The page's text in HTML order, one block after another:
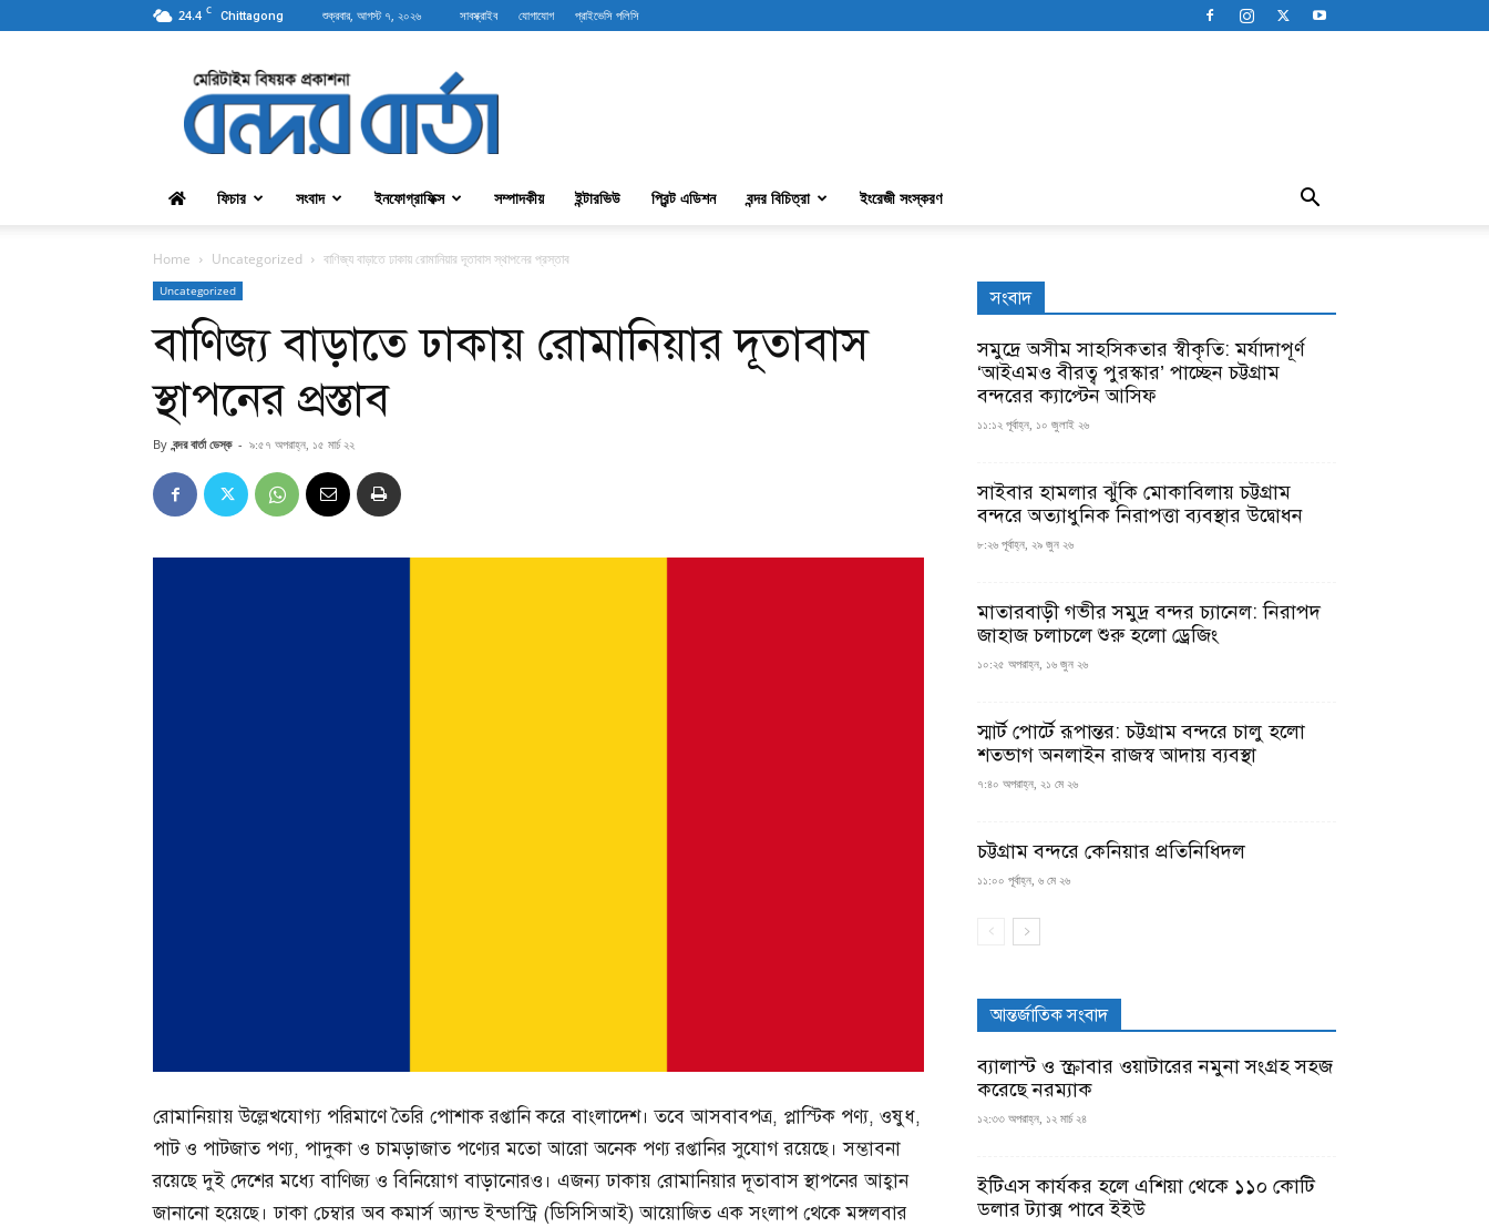
24.4 C Chittagong শুক্রবার, আগস্ট ৭, ২০২৬ সাবস্ক্রাইব যোগাযোগ প্রাইভেসি পলিসি
বন্দরবার্তা
ফিচার সংবাদ ইনফোগ্রাফিক্স সম্পাদকীয় ইন্টারভিউ প্রিন্ট এডিশন বন্দর বিচিত্রা ইংরেজী সংস্করণ
Home Uncategorized বাণিজ্য বাড়াতে ঢাকায় রোমানিয়ার দূতাবাস স্থাপনের প্রস্তাব
Uncategorized
বাণিজ্য বাড়াতে ঢাকায় রোমানিয়ার দূতাবাস
স্থাপনের প্রস্তাব
By বন্দর বার্তা ডেস্ক - ৯:৫৭ অপরাহ্ন, ১৫ মার্চ ২২
রোমানিয়ায় উল্লেখযোগ্য পরিমাণে তৈরি পোশাক রপ্তানি করে বাংলাদেশ। তবে আসবাবপত্র, প্লাস্টিক পণ্য, ওষুধ,
পাট ও পাটজাত পণ্য, পাদুকা ও চামড়াজাত পণ্যের মতো আরো অনেক পণ্য রপ্তানির সুযোগ রয়েছে। সম্ভাবনা
রয়েছে দুই দেশের মধ্যে বাণিজ্য ও বিনিয়োগ বাড়ানোরও। এজন্য ঢাকায় রোমানিয়ার দূতাবাস স্থাপনের আহ্বান
জানানো হয়েছে। ঢাকা চেম্বার অব কমার্স অ্যান্ড ইন্ডাস্ট্রি (ডিসিসিআই) আয়োজিত এক সংলাপ থেকে মঙ্গলবার
সংবাদ
সমুদ্রে অসীম সাহসিকতার স্বীকৃতি: মর্যাদাপূর্ণ
‘আইএমও বীরত্ব পুরস্কার’ পাচ্ছেন চট্টগ্রাম
বন্দরের ক্যাপ্টেন আসিফ
১১:১২ পূর্বাহ্ন, ১০ জুলাই ২৬
সাইবার হামলার ঝুঁকি মোকাবিলায় চট্টগ্রাম
বন্দরে অত্যাধুনিক নিরাপত্তা ব্যবস্থার উদ্বোধন
৮:২৬ পূর্বাহ্ন, ২৯ জুন ২৬
মাতারবাড়ী গভীর সমুদ্র বন্দর চ্যানেল: নিরাপদ
জাহাজ চলাচলে শুরু হলো ড্রেজিং
১০:২৫ অপরাহ্ন, ১৬ জুন ২৬
স্মার্ট পোর্টে রূপান্তর: চট্টগ্রাম বন্দরে চালু হলো
শতভাগ অনলাইন রাজস্ব আদায় ব্যবস্থা
৭:৪০ অপরাহ্ন, ২১ মে ২৬
চট্টগ্রাম বন্দরে কেনিয়ার প্রতিনিধিদল
১১:০০ পূর্বাহ্ন, ৬ মে ২৬
আন্তর্জাতিক সংবাদ
ব্যালাস্ট ও স্ক্রাবার ওয়াটারের নমুনা সংগ্রহ সহজ
করেছে নরম্যাক
১২:৩৩ অপরাহ্ন, ১২ মার্চ ২৪
ইটিএস কার্যকর হলে এশিয়া থেকে ১১০ কোটি
ডলার ট্যাক্স পাবে ইইউ